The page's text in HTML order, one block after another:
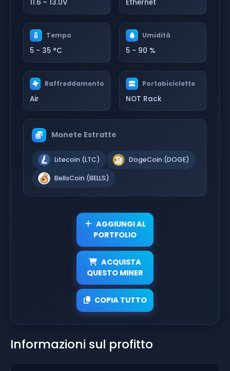
11.6 ~ 13.0V Ethernet
Tempo
5 - 35 °C
Umidità
5 - 90 %
Raffreddamento
Air
Portabiciclette
NOT Rack
Monete Estratte
Litecoin (LTC) DogeCoin (DOGE)
BellsCoin (BELLS)
AGGIUNGI AL
PORTFOLIO
ACQUISTA
QUESTO MINER
COPIA TUTTO
Informazioni sul profitto